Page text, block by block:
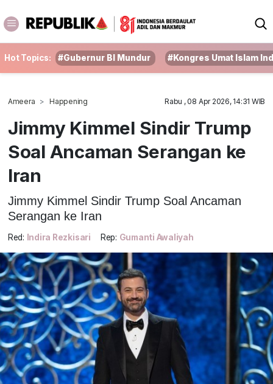
Hot Topics: #Gubernur BI Mundur #Kongres Umat Islam
Ameera Happening Rabu , 08 Apr 2026, 14:31 WIB
Jimmy Kimmel Sindir Trump
Soal Ancaman Serangan ke
Iran
Jimmy Kimmel Sindir Trump Soal Ancaman
Serangan ke Iran
Red: Indira Rezkisari Rep: Gumanti Awaliyah